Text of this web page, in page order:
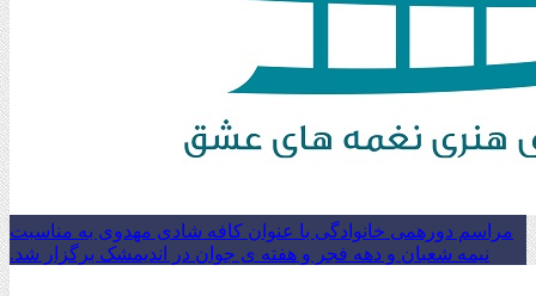
مراسم دورهمی خانوادگی با عنوان کافه شادی مهدوی به مناسبت
نیمه شعبان و دهه فجر و هفته ی جوان در اندیمشک برگزار شد.